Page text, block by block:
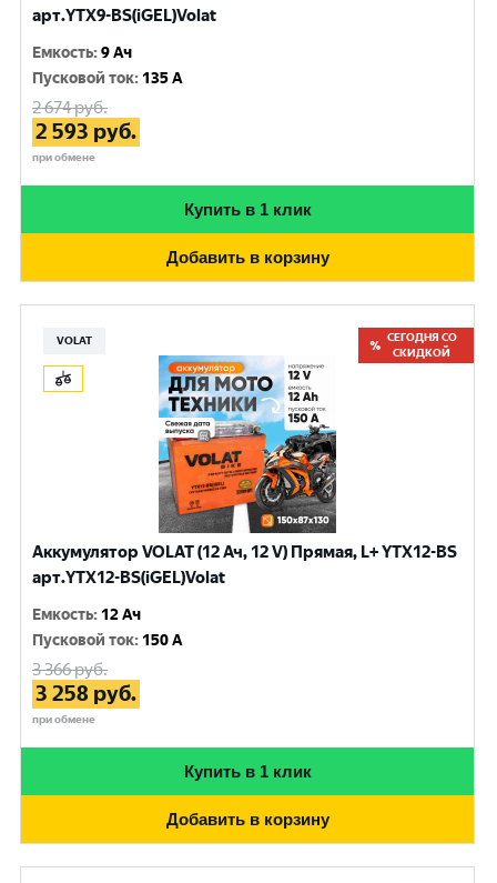
арт.YTX9-BS(iGEL)Volat
Емкость:9 Ач
Пусковой ток: 135 A
2 674руб.
2 593 руб.
при обмене
Купить в 1 клик
Добавить в корзину
VOLAT
СЕГОДНЯ СО
СКИДКОЙ
Аккумулятор VOLAT (12 Ач, 12 V) Прямая, L+ YTX12-BS
арт.YTX12-BS(iGEL)Volat
Емкость: 12 Ач
Пусковой ток: 150 A
3 366руб.
3 258 руб.
при обмене
Купить в 1 клик
Добавить в корзину